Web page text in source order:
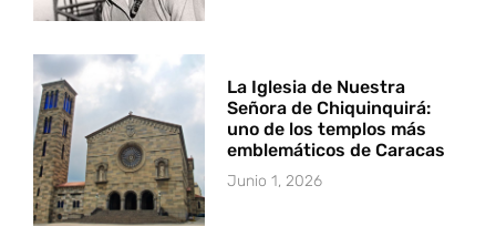
La Iglesia de Nuestra
Señora de Chiquinquirá:
uno de los templos más
emblemáticos de Caracas
Junio 1, 2026